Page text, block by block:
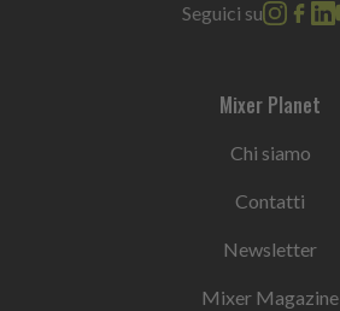
Seguici su
Mixer Planet
Chi siamo
Contatti
Newsletter
Mixer Magazine